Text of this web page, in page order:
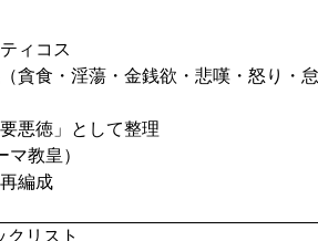
ィコス
貪食・淫蕩・金銭欲・悲嘆・怒り・怠
悪徳」として整理
教皇）
編成
リスト